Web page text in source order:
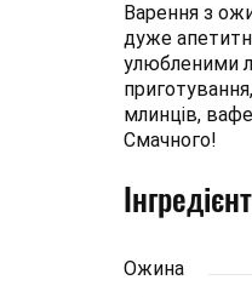
Варення з
дуже
улюбленими
млинців,
Смачного!
Ожина